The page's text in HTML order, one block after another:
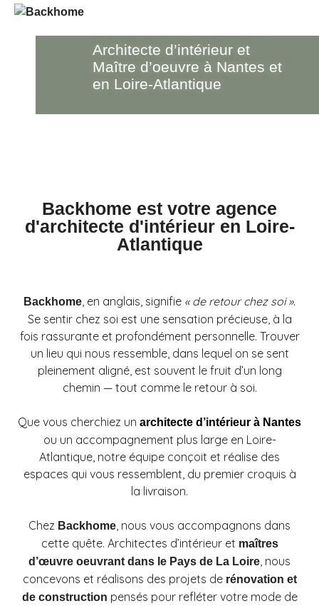
Architecte d’intérieur et
Maître d’oeuvre à Nantes et
en Loire-Atlantique
Backhome est votre agence
d'architecte d'intérieur en Loire-
Atlantique
Backhome, en anglais, signifie « de retour chez soi ».
Se sentir chez soi est une sensation précieuse, à la
fois rassurante et profondément personnelle. Trouver
un lieu qui nous ressemble, dans lequel on se sent
pleinement aligné, est souvent le fruit d’un long
chemin — tout comme le retour à soi.
Que vous cherchiez un architecte d’intérieur à Nantes
ou un accompagnement plus large en Loire-
Atlantique, notre équipe conçoit et réalise des
espaces qui vous ressemblent, du premier croquis à
la livraison.
Chez Backhome, nous vous accompagnons dans
cette quête. Architectes d’intérieur et maîtres
d’œuvre oeuvrant dans le Pays de La Loire, nous
concevons et réalisons des projets de rénovation et
de construction pensés pour refléter votre mode de